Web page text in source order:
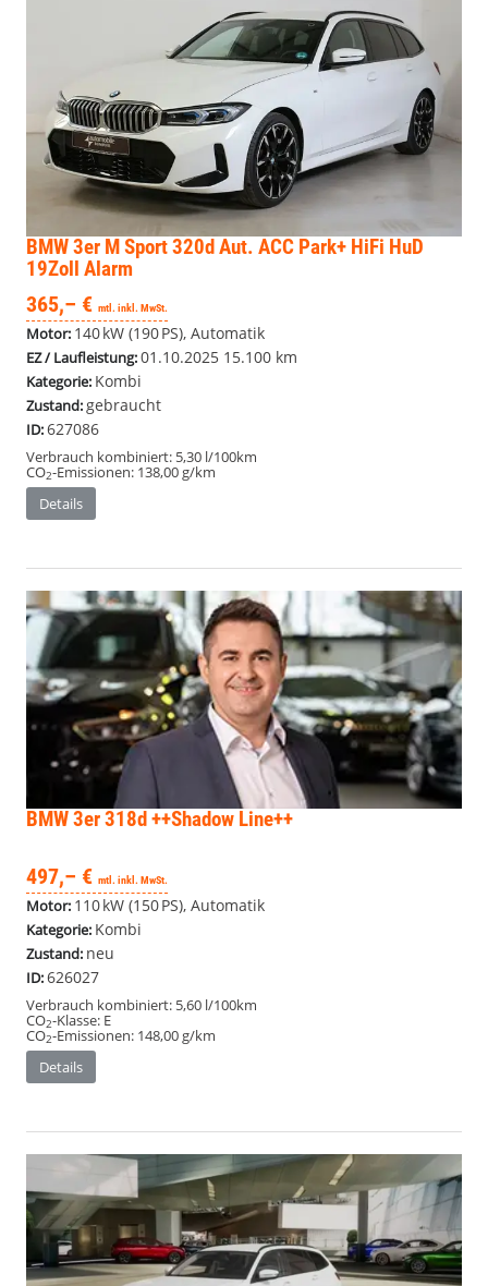
BMW 3er M Sport 320d Aut. ACC Park+ HiFi HuD
19Zoll Alarm
365,– € mtl. inkl. MwSt.
Motor: 140 kW (190 PS), Automatik
EZ / Laufleistung:01.10.2025 15.100 km
Kategorie: Kombi
Zustand:gebraucht
ID:627086
Verbrauch kombiniert: 5,30 l/100km
CO2-Emissionen: 138,00 g/km
Details
BMW 3er318d ++Shadow Line++
497,– € mtl. inkl. MwSt.
Motor: 110 kW (150 PS), Automatik
Kategorie: Kombi
Zustand: neu
ID:626027
Verbrauch kombiniert: 5,60 l/100km
CO2-Klasse: E
CO2-Emissionen: 148,00 g/km
Details